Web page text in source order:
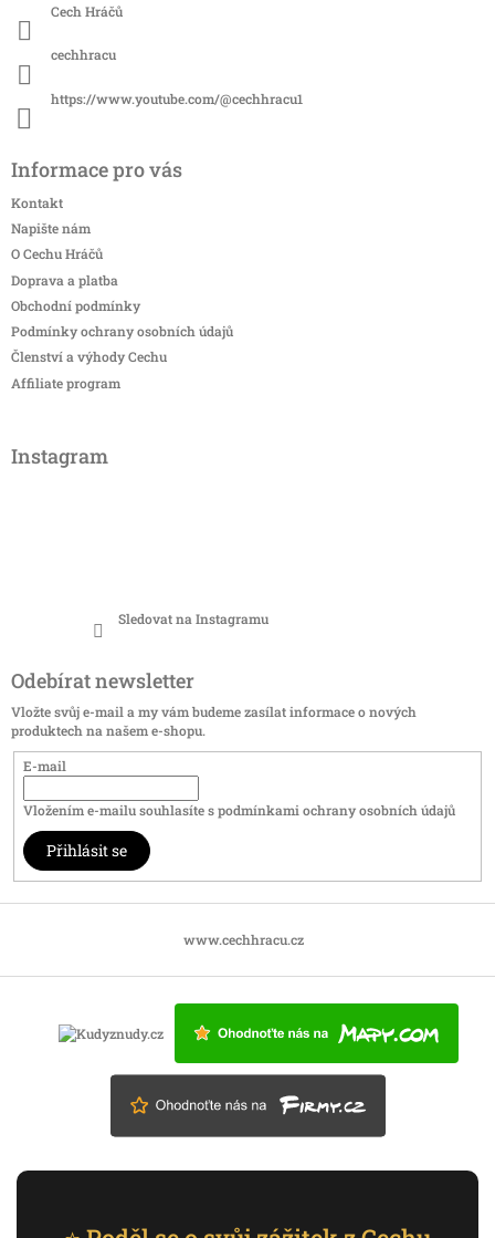
Cech Hráčů
cechhracu
https://www.youtube.com/@cechhracu1
Informace pro vás
Kontakt
Napište nám
O Cechu Hráčů
Doprava a platba
Obchodní podmínky
Podmínky ochrany osobních údajů
Členství a výhody Cechu
Affiliate program
Instagram
Sledovat na Instagramu
Odebírat newsletter
Vložte svůj e-mail a my vám budeme zasílat informace o nových
produktech na našem e-shopu.
E-mail
Vložením e-mailu souhlasíte spodmínkami ochrany osobních údajů
Přihlásit se
www.cechhracu.cz